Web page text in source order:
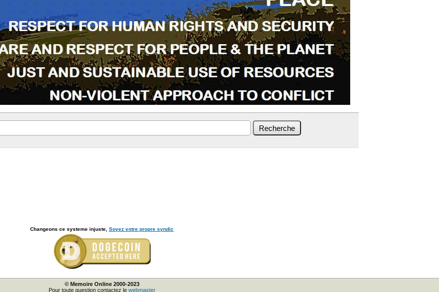
Changeons ce systeme injuste, Soyez votre propre syndic
© Memoire Online 2000-2023
Pour toute question contactez le webmaster